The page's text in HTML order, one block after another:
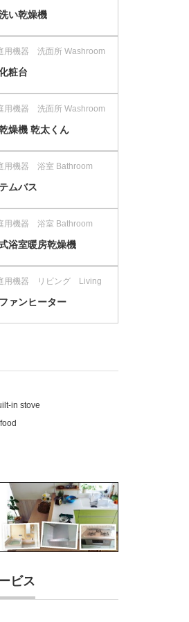
い乾燥機
用機器 洗面所 Washroom
粧台
用機器 洗面所 Washroom
燥機 乾太くん
用機器 浴室 Bathroom
ムバス
用機器 浴室 Bathroom
浴室暖房乾燥機
用機器 リビング Living
ァンヒーター
in stove
ビス